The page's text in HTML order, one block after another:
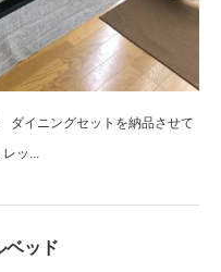
イニングセットを納品させて
ッ...
ッド